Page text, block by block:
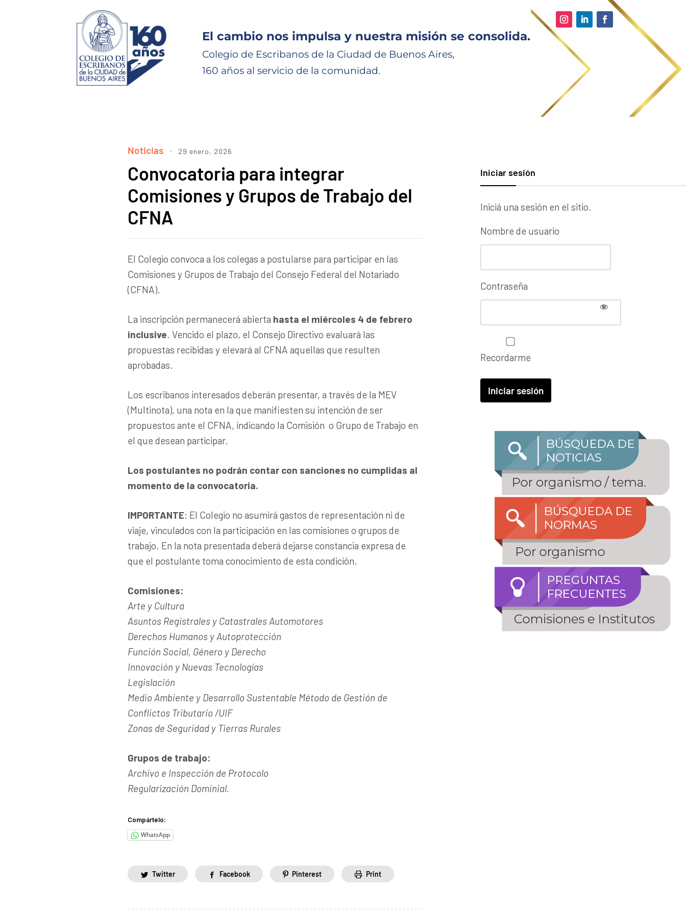
El cambio nos impulsa y nuestra misión se consolida.
Colegio de Escribanos de la Ciudad de Buenos Aires,
160 años al servicio de la comunidad.
Noticias 29 enero, 2026
Convocatoria para integrar
Comisiones y Grupos de Trabajo del
CFNA
El Colegio convoca a los colegas a postularse para participar en las
Comisiones y Grupos de Trabajo del Consejo Federal del Notariado
(CFNA).
La inscripción permanecerá abierta hasta el miércoles 4 de febrero
inclusive. Vencido el plazo, el Consejo Directivo evaluará las
propuestas recibidas y elevará al CFNA aquellas que resulten
aprobadas.
Los escribanos interesados deberán presentar, a través de la MEV
(Multinota), una nota en la que manifiesten su intención de ser
propuestos ante el CFNA, indicando la Comisión o Grupo de Trabajo en
el que desean participar.
Los postulantes no podrán contar con sanciones no cumplidas al
momento de la convocatoria.
IMPORTANTE: El Colegio no asumirá gastos de representación ni de
viaje, vinculados con la participación en las comisiones o grupos de
trabajo. En la nota presentada deberá dejarse constancia expresa de
que el postulante toma conocimiento de esta condición.
Comisiones:
Arte y Cultura
Asuntos Registrales y Catastrales Automotores
Derechos Humanos y Autoprotección
Función Social, Género y Derecho
Innovación y Nuevas Tecnologías
Legislación
Medio Ambiente y Desarrollo Sustentable Método de Gestión de
Conflictos Tributario /UIF
Zonas de Seguridad y Tierras Rurales
Grupos de trabajo:
Archivo e Inspección de Protocolo
Regularización Dominial.
Compártelo:
WhatsApp
Twitter Facebook Pinterest Print
Iniciar sesión
Iniciá una sesión en el sitio.
Nombre de usuario
Contraseña
Recordarme